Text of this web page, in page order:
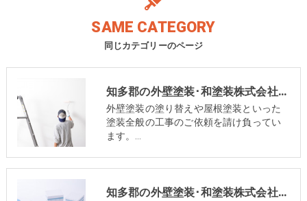
同じカテゴリーのページ
SAME CATEGORY
知多郡の外壁塗装･和塗装株式会社の口コミ情報
外壁塗装の塗り替えや屋根塗装といった
塗装全般の工事のご依頼を請け負ってい
ます。…
知多郡の外壁塗装･和塗装株式会社の評判